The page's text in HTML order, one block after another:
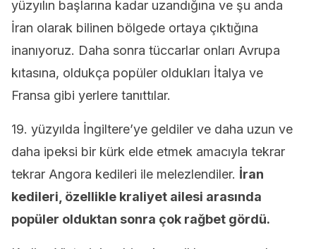
yüzyılın başlarına kadar uzandığına ve şu anda
İran olarak bilinen bölgede ortaya çıktığına
inanıyoruz. Daha sonra tüccarlar onları Avrupa
kıtasına, oldukça popüler oldukları İtalya ve
Fransa gibi yerlere tanıttılar.
19. yüzyılda İngiltere’ye geldiler ve daha uzun ve
daha ipeksi bir kürk elde etmek amacıyla tekrar
tekrar Angora kedileri ile melezlendiler. İran
kedileri, özellikle kraliyet ailesi arasında
popüler olduktan sonra çok rağbet gördü.